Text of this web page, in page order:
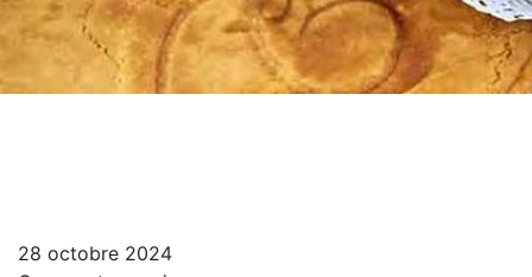
28 octobre 2024